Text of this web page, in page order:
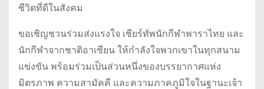
ชีวิตที่ดีในสังคม
ขอเชิญชวนร่วมส่งแรงใจ เชียร์ทัพนักกีฬาพาราไทย และ
นักกีฬาจากชาติอาเซียน ให้กำลังใจพวกเขาในทุกสนาม
แข่งขัน พร้อมร่วมเป็นส่วนหนึ่งของบรรยากาศแห่ง
มิตรภาพ ความสามัคคี และความภาคภูมิใจในฐานะเจ้า